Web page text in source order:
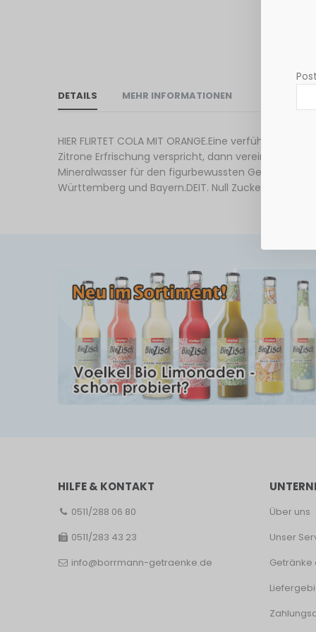
DETAILS
HIER FLIRTET COLA MIT ORANGE.Eine
Zitrone Erfrischung verspricht, dann vereint DEIT
Mineralwasser für den figurbewussten
Württemberg und Bayern.DEIT. Null Zucker, viele
MEHR INFORMATIONEN
HILFE & KONTAKT
0511/288 06 80
0511/283 43 23
info@borrmann-getraenke.de
Über uns
Unser
Getränke